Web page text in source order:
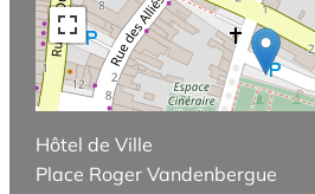
Hôtel de Ville
Place Roger Vandenbergue